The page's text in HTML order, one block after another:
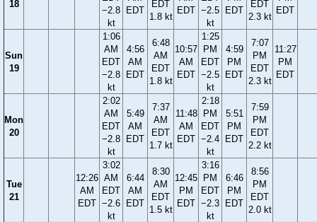
18
−2.8
kt
EDT
EDT
1.8 kt
EDT −2.5
kt
EDT
EDT
2.3 kt
EDT
Sun
19
1:06
AM
EDT
−2.8
kt
4:56
AM
EDT
6:48
AM
EDT
1.8 kt
10:57
AM
EDT
1:25
PM
EDT
−2.5
kt
4:59
PM
EDT
7:07
PM
EDT
2.3 kt
11:27
PM
EDT
Mon
20
2:02
AM
EDT
−2.8
kt
5:49
AM
EDT
7:37
AM
EDT
1.7 kt
11:48
AM
EDT
2:18
PM
EDT
−2.4
kt
5:51
PM
EDT
7:59
PM
EDT
2.2 kt
Tue
21
12:26
AM
EDT
3:02
AM
EDT
−2.6
kt
6:44
AM
EDT
8:30
AM
EDT
1.5 kt
12:45
PM
EDT
3:16
PM
EDT
−2.3
kt
6:46
PM
EDT
8:56
PM
EDT
2.0 kt